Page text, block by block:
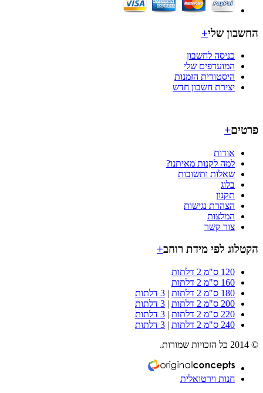
שלי+
כניסה לחשבון
המועדפים שלי
היסטורית הזמנות
יצירת חשבון חדש
+
אודות
למה לקנות מאיתנו?
שאלות ותשובות
בלוג
תקנון
הצהרת נגישות
המלצות
צור קשר
לפי מידת רוחב +
120 ס"מ 2 דלתות
160 ס"מ 2 דלתות
180 ס"מ 2 דלתות
|3 דלתות
200 ס"מ 2 דלתות
|3 דלתות
220 ס"מ 2 דלתות
|3 דלתות
240 ס"מ 2 דלתות
|3 דלתות
חנות וירטואלית